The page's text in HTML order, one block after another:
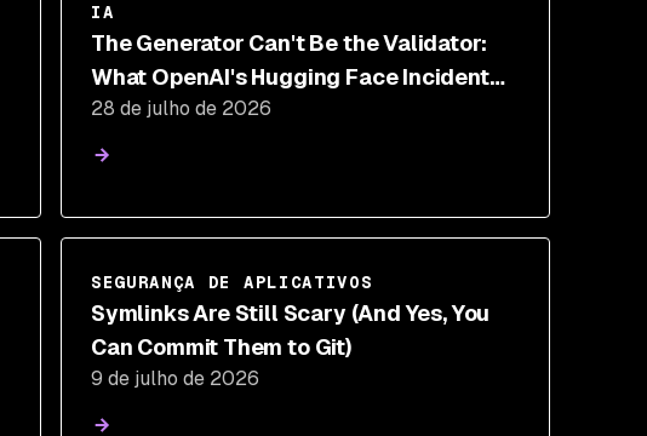
IA
The Generator Can't Be the Validator:
What OpenAI's Hugging Face Incident
Proves About AI Security
28 de julho de 2026
SEGURANÇA DE APLICATIVOS
Symlinks Are Still Scary (And Yes, You
Can Commit Them to Git)
9 de julho de 2026